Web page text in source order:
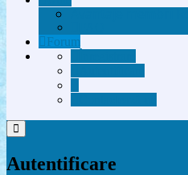
Forum
Autentificare